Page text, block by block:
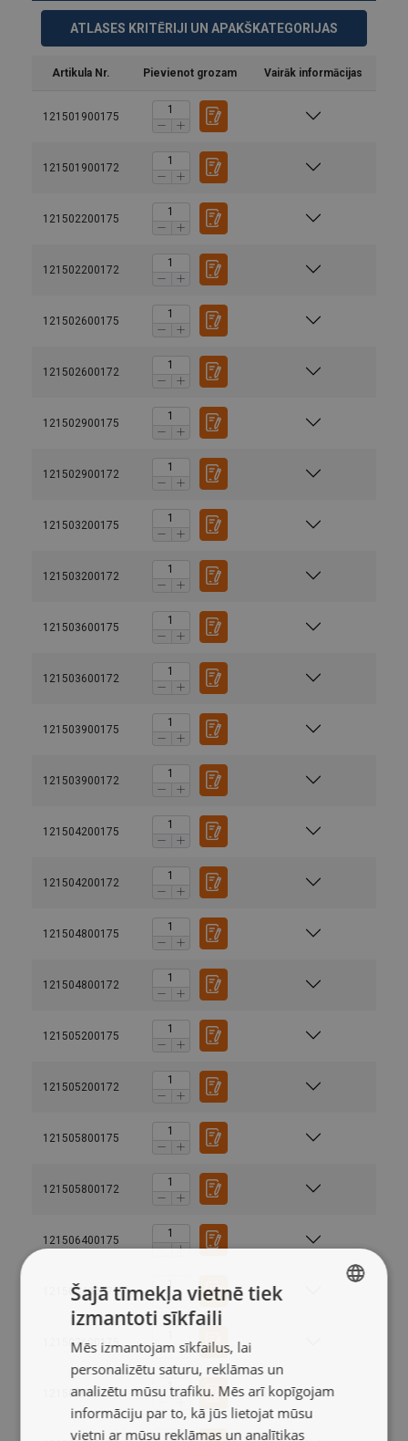
ATLASES KRITĒRIJI UN APAKŠKATEGORIJAS
Artikula Nr. Pievienot grozam Vairāk informācijas
121501900175
121501900172
121502200175
121502200172
121502600175
121502600172
121502900175
121502900172
121503200175
121503200172
121503600175
121503600172
121503900175
121503900172
121504200175
121504200172
121504800175
121504800172
121505200175
121505200172
121505800175
121505800172
121506400175
121506400172
121507600175
121507600172
Konstrukcija:
Materiāls:
Marķējums:
Darba temperatūra :
ENGLISH TRANSLATION
Šajā tīmekļa vietnē tiek
izmantoti sīkfaili
Mēs izmantojam sīkfailus, lai
personalizētu saturu, reklāmas un
analizētu mūsu trafiku. Mēs arī kopīgojam
informāciju par to, kā jūs lietojat mūsu
vietni ar mūsu reklāmas un analītikas